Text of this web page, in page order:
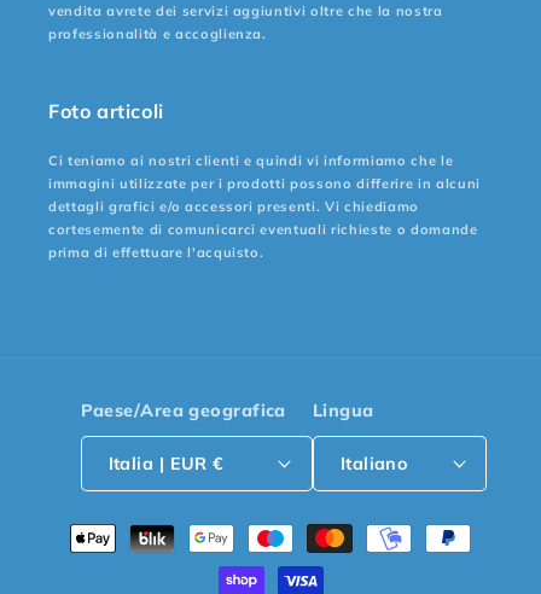
vendita avrete dei servizi aggiuntivi oltre che la nostra
professionalità e accoglienza.
Foto articoli
Ci teniamo ai nostri clienti e quindi vi informiamo che le
immagini utilizzate per i prodotti possono differire in alcuni
dettagli grafici e/o accessori presenti. Vi chiediamo
cortesemente di comunicarci eventuali richieste o domande
prima di effettuare l'acquisto.
Paese/Area geografica
Italia | EUR €
Lingua
Italiano
Metodi